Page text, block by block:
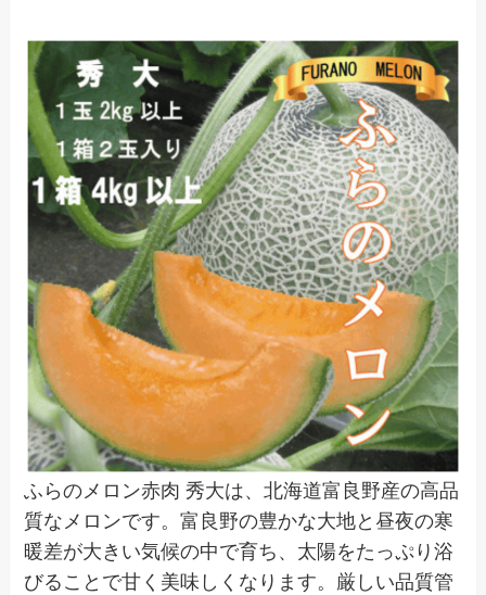
ふらのメロン赤肉 秀大は、北海道富良野産の高品
質なメロンです。富良野の豊かな大地と昼夜の寒
暖差が大きい気候の中で育ち、太陽をたっぷり浴
びることで甘く美味しくなります。厳しい品質管